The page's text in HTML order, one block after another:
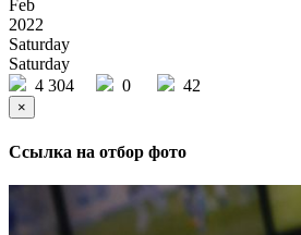
Feb
2022
Saturday
Saturday
4 304
0 42
×
Ссылка на отбор фото